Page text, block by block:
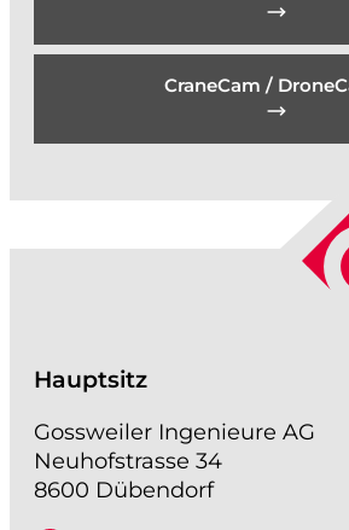
CraneCam /
Hauptsitz
Gossweiler Ingenieure AG
Neuhofstrasse 34
8600 Dübendorf